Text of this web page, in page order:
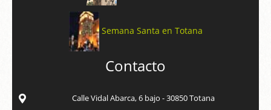
Semana Santa en Totana
Contacto
Calle Vidal Abarca, 6 bajo - 30850 Totana